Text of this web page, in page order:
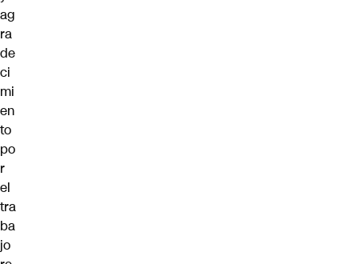
ag
ra
de
ci
mi
en
to
po
r
el
tra
ba
jo